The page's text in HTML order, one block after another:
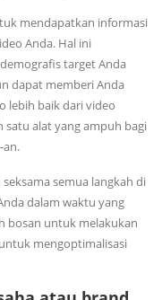
mendapatkan informasi
Anda. Hal ini
target Anda
dapat memberi Anda
lebih baik dari video
satu alat yang ampuh bagi
an.
semua langkah di
dalam waktu yang
bosan untuk melakukan
mengoptimalisasi